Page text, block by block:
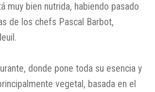
muy bien nutrida, habiendo pasado
de los chefs Pascal Barbot,
donde pone toda su esencia y
vegetal, basada en el